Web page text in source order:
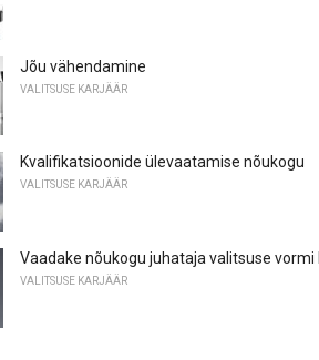
Jõu vähendamine
VALITSUSE KARJÄÄR
Kvalifikatsioonide ülevaatamise nõukogu
VALITSUSE KARJÄÄR
Vaadake nõukogu juhataja valitsuse vormi
VALITSUSE KARJÄÄR